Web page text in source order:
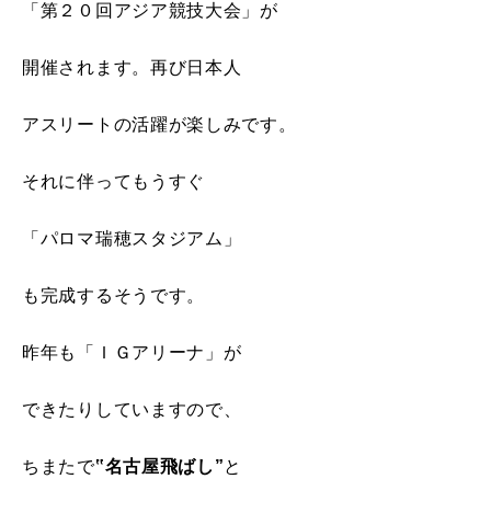
「第２０回アジア競技大会」が
開催されます。再び日本人
アスリートの活躍が楽しみです。
それに伴ってもうすぐ
「パロマ瑞穂スタジアム」
も完成するそうです。
昨年も「ＩＧアリーナ」が
できたりしていますので、
ちまたで‟名古屋飛ばし”と